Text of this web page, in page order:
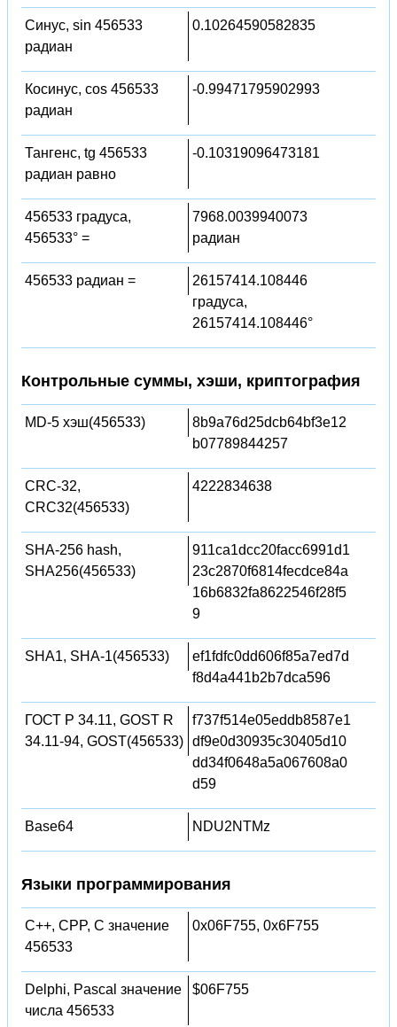
Синус, sin 456533
радиан
0.10264590582835
Косинус, cos 456533
радиан
-0.99471795902993
Тангенс, tg 456533
радиан равно
-0.10319096473181
456533 градуса,
456533° =
7968.0039940073
радиан
456533 радиан =
26157414.108446
градуса,
26157414.108446°
Контрольные суммы, хэши, криптография
MD-5 хэш(456533)
8b9a76d25dcb64bf3e12
b07789844257
CRC-32,
CRC32(456533)
4222834638
SHA-256 hash,
SHA256(456533)
911ca1dcc20facc6991d1
23c2870f6814fecdce84a
16b6832fa8622546f28f5
9
SHA1, SHA-1(456533)
ef1fdfc0dd606f85a7ed7d
f8d4a441b2b7dca596
ГОСТ Р 34.11, GOST R
34.11-94, GOST(456533)
f737f514e05eddb8587e1
df9e0d30935c30405d10
dd34f0648a5a067608a0
d59
Base64 NDU2NTMz
Языки программирования
C++, CPP, C значение
456533
0x06F755, 0x6F755
Delphi, Pascal значение
числа 456533
$06F755